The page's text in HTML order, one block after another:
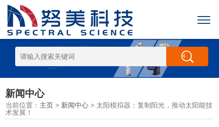
新闻中心
当前位置： 主页 > 新闻中心 > 太阳模拟器：复制阳光，推动太阳能技
术发展！